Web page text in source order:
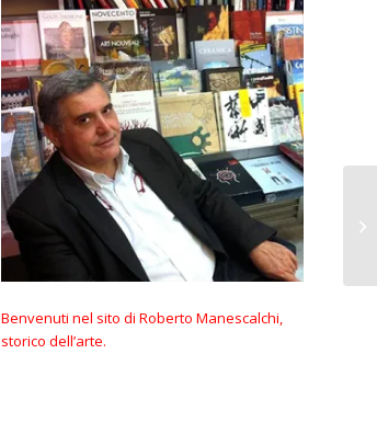
Benvenuti nel sito di Roberto Manescalchi,
storico dell’arte.